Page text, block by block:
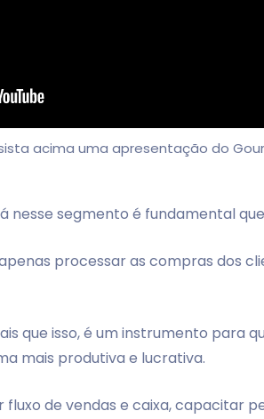
acima uma apresentação do
segmento é fundamental
processar as compras dos
que isso, é um instrumento para
mais produtiva e lucrativa.
de vendas e caixa, capacitar